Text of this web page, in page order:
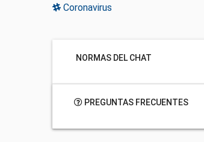
Coronavirus
NORMAS DEL CHAT
PREGUNTAS FRECUENTES